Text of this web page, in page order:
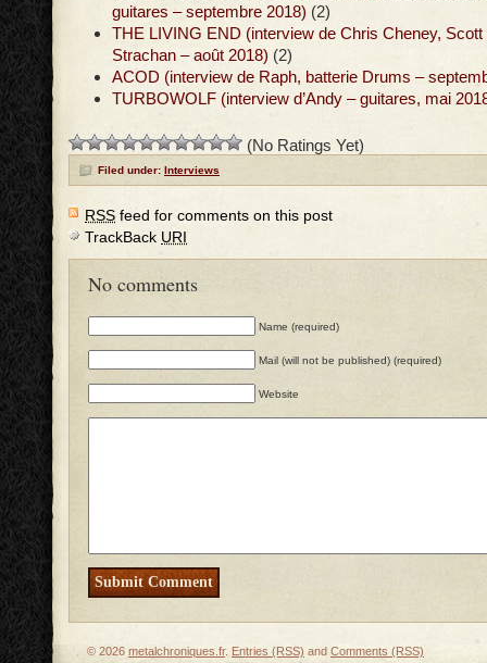
guitares – septembre 2018) (2)
THE LIVING END (interview de Chris Cheney,
Strachan – août 2018) (2)
ACOD (interview de Raph, batterie Drums –
TURBOWOLF (interview d’Andy – guitares, mai
(No Ratings Yet)
Filed under: Interviews
RSS feed for comments on this post
TrackBack URI
No comments
Name (required)
Mail (will not be published) (required)
Website
© 2026 metalchroniques.fr. Entries (RSS) and Comments (RSS)